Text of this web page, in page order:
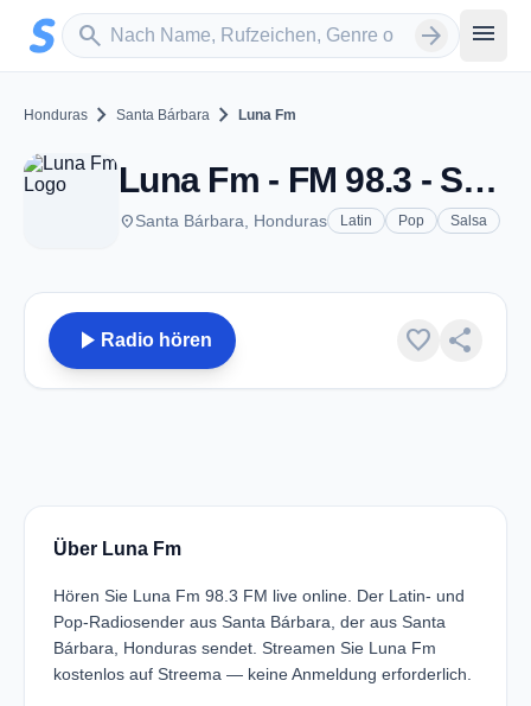
Zum Hauptinhalt springen
search
Sender suchen arrow_forward menu
Honduras chevron_right Santa Bárbara chevron_right Luna Fm
Luna Fm - FM 98.3 - Santa Bárbara
placeSanta Bárbara, Honduras Latin Pop Salsa
play_arrow Radio hören favorite share
Über Luna Fm
Hören Sie Luna Fm 98.3 FM live online. Der Latin- und
Pop-Radiosender aus Santa Bárbara, der aus Santa
Bárbara, Honduras sendet. Streamen Sie Luna Fm
kostenlos auf Streema — keine Anmeldung erforderlich.